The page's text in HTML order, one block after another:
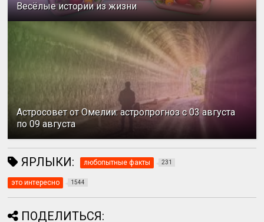
Весёлые истории из жизни
Астросовет от Омелии: астропрогноз с 03 августа
по 09 августа
ЯРЛЫКИ: любопытные факты 231
это интересно 1544
ПОДЕЛИТЬСЯ: